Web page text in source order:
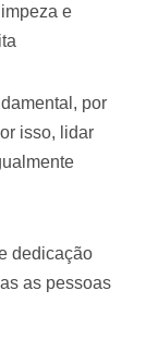
e
por
isso, lidar
dedicação
as pessoas